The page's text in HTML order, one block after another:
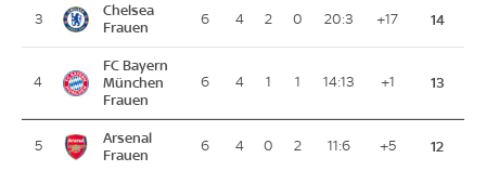
3
Chelsea
Frauen
6 4 2 0 20:3 +17 14
4
FC Bayern
München
Frauen
6 4 1 1 14:13 +1 13
5
Arsenal
Frauen
6 4 0 2 11:6 +5 12